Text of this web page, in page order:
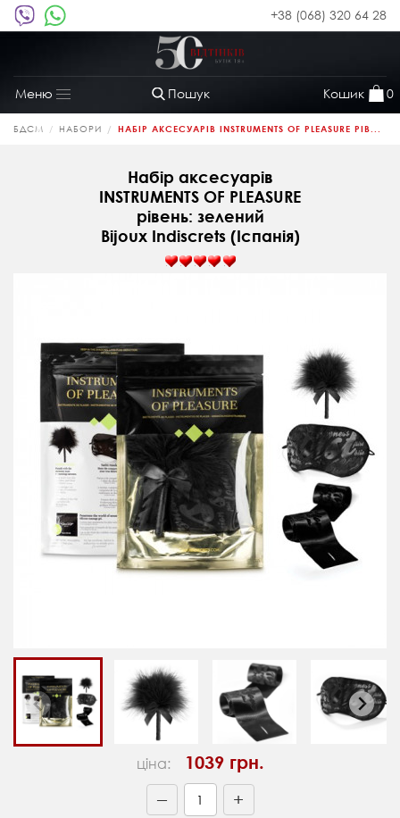
+38 (068) 320 64 28
Пошук Кошик 0
Меню
Toggle
navigation
БДСМ НАБОРИ НАБІР АКСЕСУАРІВ INSTRUMENTS OF PLEASURE РІВ...
Набір аксесуарів
INSTRUMENTS OF PLEASURE
рівень: зелений
Bijoux Indiscrets (Іспанія)
ціна: 1039 грн.
— +